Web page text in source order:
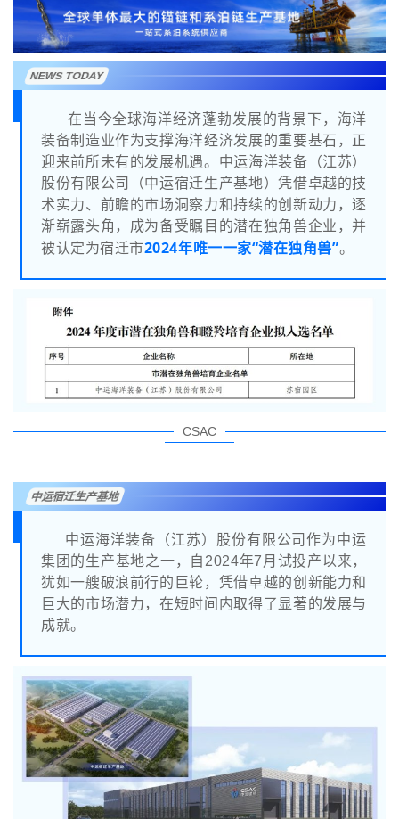
NEWS TODAY
在当今全球海洋经济蓬勃发展的背景下，海洋
装备制造业作为支撑海洋经济发展的重要基石，正
迎来前所未有的发展机遇。中运海洋装备（江苏）
股份有限公司（中运宿迁生产基地）凭借卓越的技
术实力、前瞻的市场洞察力和持续的创新动力，逐
渐崭露头角，成为备受瞩目的潜在独角兽企业，并
被认定为宿迁市2024年唯一一家“潜在独角兽”。
CSAC
中运宿迁生产基地
中运海洋装备（江苏）股份有限公司作为中运
集团的生产基地之一，自2024年7月试投产以来，
犹如一艘破浪前行的巨轮，凭借卓越的创新能力和
巨大的市场潜力，在短时间内取得了显著的发展与
成就。